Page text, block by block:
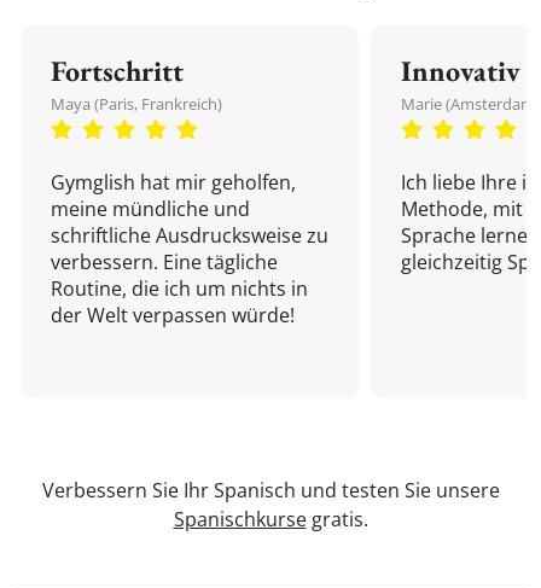
Fortschritt
Maya (Paris, Frankreich)
Gymglish hat mir geholfen,
meine mündliche und
schriftliche Ausdrucksweise zu
verbessern. Eine tägliche
Routine, die ich um nichts in
der Welt verpassen würde!
Innovativ
Marie
Ich liebe Ihre
Methode, mit
Sprache
gleichzeitig
Verbessern Sie Ihr Spanisch und testen Sie unsere
Spanischkursegratis.